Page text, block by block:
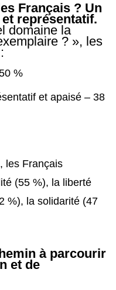
Français ? Un
représentatif.
domaine la
? », les
%
et apaisé – 38
les Français
(55 %), la liberté
%), la solidarité (47
à parcourir
et de